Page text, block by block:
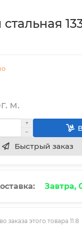
м.
Быстрый заказ
Завтра,
этого товара 11.8